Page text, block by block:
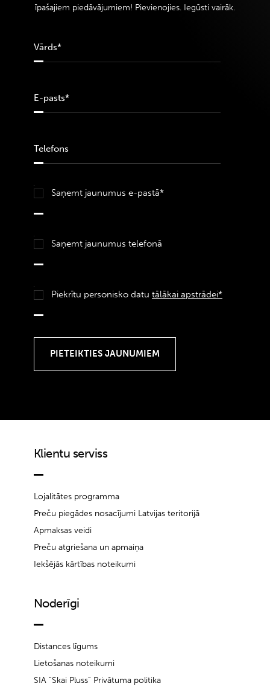
īpašajiem piedāvājumiem! Pievienojies. Iegūsti vairāk.
Saņemt jaunumus e-pastā*
Saņemt jaunumus telefonā
Piekrītu personisko datu tālākai apstrādei*
Klientu serviss
Lojalitātes programma
Preču piegādes nosacījumi Latvijas teritorijā
Apmaksas veidi
Preču atgriešana un apmaiņa
Iekšējās kārtības noteikumi
Noderīgi
Distances līgums
Lietošanas noteikumi
SIA “Skai Pluss” Privātuma politika